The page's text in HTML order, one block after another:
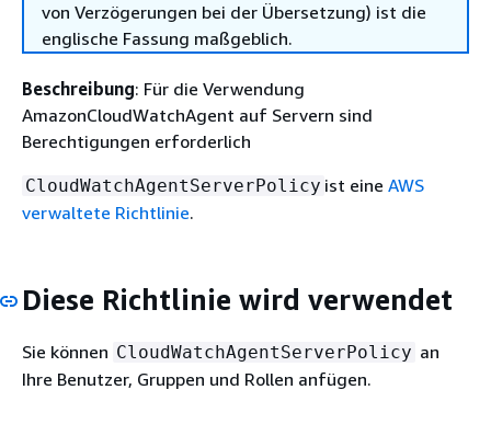
von Verzögerungen bei der Übersetzung) ist die
englische Fassung maßgeblich.
Beschreibung: Für die Verwendung
AmazonCloudWatchAgent auf Servern sind
Berechtigungen erforderlich
CloudWatchAgentServerPolicy ist eine AWS
verwaltete Richtlinie.
Diese Richtlinie wird verwendet
Sie können CloudWatchAgentServerPolicy an
Ihre Benutzer, Gruppen und Rollen anfügen.